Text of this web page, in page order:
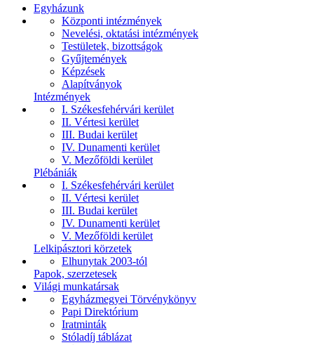
Egyházunk
Központi intézmények
Nevelési, oktatási intézmények
Testületek, bizottságok
Gyűjtemények
Képzések
Alapítványok
Intézmények
I. Székesfehérvári kerület
II. Vértesi kerület
III. Budai kerület
IV. Dunamenti kerület
V. Mezőföldi kerület
Plébániák
I. Székesfehérvári kerület
II. Vértesi kerület
III. Budai kerület
IV. Dunamenti kerület
V. Mezőföldi kerület
Lelkipásztori körzetek
Elhunytak 2003-tól
Papok, szerzetesek
Világi munkatársak
Egyházmegyei Törvénykönyv
Papi Direktórium
Iratminták
Stóladíj táblázat